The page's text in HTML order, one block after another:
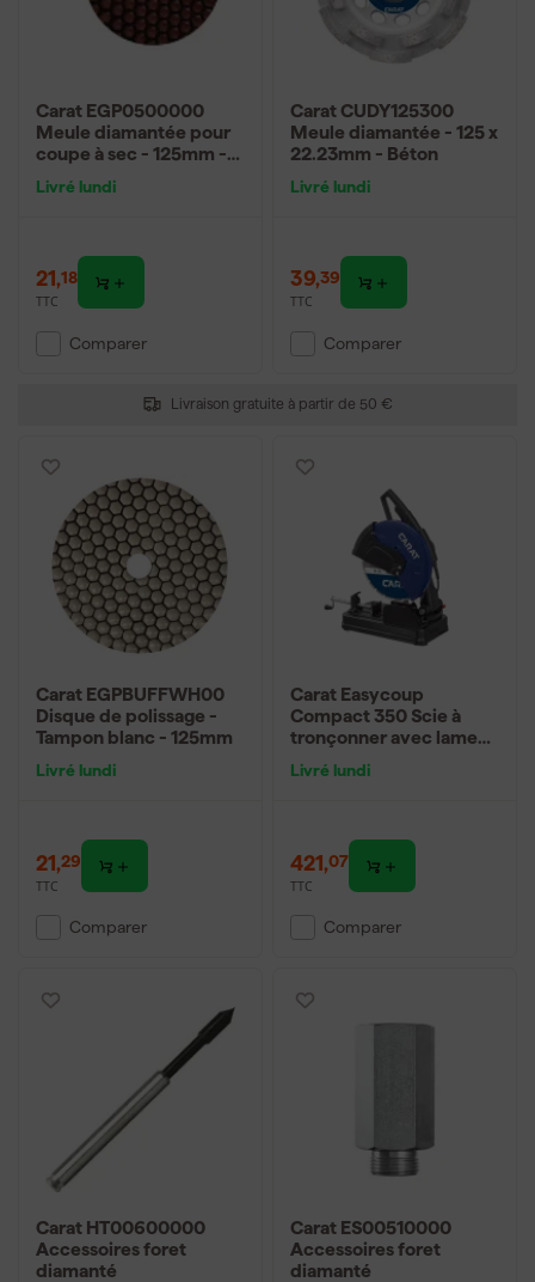
Livraison gratuite à partir de 50 €
Carat EGP0500000
Meule diamantée pour
coupe à sec - 125mm -
Livré lundi
21,18
TTC
Comparer
Carat CUDY125300
Meule diamantée - 125 x
22.23mm - Béton
Livré lundi
39,39
TTC
Comparer
Carat EGPBUFFWH00
Disque de polissage -
Tampon blanc - 125mm
Livré lundi
21,29
TTC
Comparer
Carat Easycoup
Compact 350 Scie à
tronçonner avec lame
350 x 25,4mm
Livré lundi
421,07
TTC
Comparer
Carat HT00600000
Accessoires foret
diamanté
Carat ES00510000
Accessoires foret
diamanté